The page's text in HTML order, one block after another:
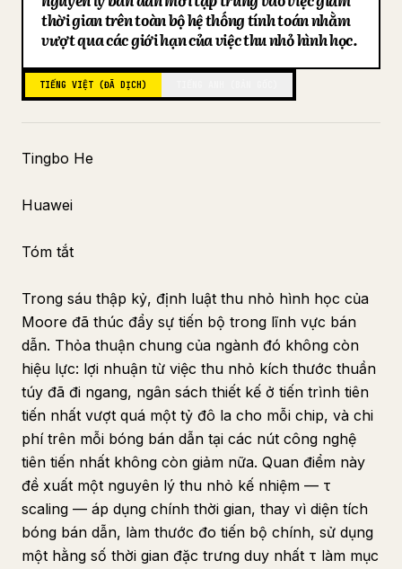
Blog
Cập nhật
thời gian trên toàn bộ hệ thống tính toán nhằm
vượt qua các giới hạn của việc thu nhỏ hình học.
TIẾNG VIỆT (ĐÃ DỊCH)
Tingbo He
Huawei
Tóm tắt
Trong sáu thập kỷ, định luật thu nhỏ hình học của
Moore đã thúc đẩy sự tiến bộ trong lĩnh vực bán
dẫn. Thỏa thuận chung của ngành đó không còn
hiệu lực: lợi nhuận từ việc thu nhỏ kích thước thuần
túy đã đi ngang, ngân sách thiết kế ở tiến trình tiên
tiến nhất vượt quá một tỷ đô la cho mỗi chip, và chi
phí trên mỗi bóng bán dẫn tại các nút công nghệ
tiên tiến nhất không còn giảm nữa. Quan điểm này
đề xuất một nguyên lý thu nhỏ kế nhiệm — τ
scaling — áp dụng chính thời gian, thay vì diện tích
bóng bán dẫn, làm thước đo tiến bộ chính, sử dụng
một hằng số thời gian đặc trưng duy nhất τ làm mục